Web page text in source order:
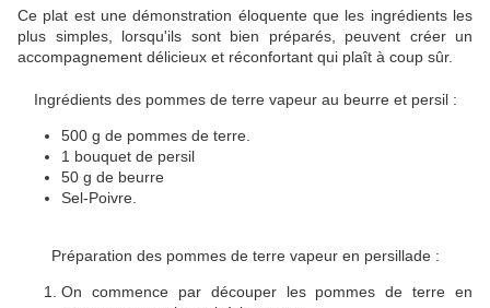
Ce plat est une démonstration éloquente que les ingrédients les
plus simples, lorsqu'ils sont bien préparés, peuvent créer un
accompagnement délicieux et réconfortant qui plaît à coup sûr.
Ingrédients des pommes de terre vapeur au beurre et persil :
500 g de pommes de terre.
1 bouquet de persil
50 g de beurre
Sel-Poivre.
Préparation des pommes de terre vapeur en persillade :
On commence par découper les pommes de terre en